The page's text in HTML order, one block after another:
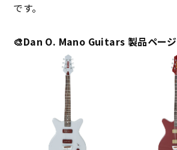
です。
🎨Dan O. Mano Guitars 製品ページ